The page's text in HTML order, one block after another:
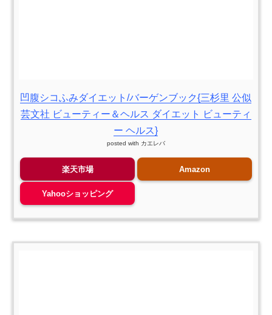
凹腹シコふみダイエット/バーゲンブック{三杉里 公似
芸文社 ビューティー＆ヘルス ダイエット ビューティ
ー ヘルス}
posted with カエレバ
楽天市場 Amazon
Yahooショッピング